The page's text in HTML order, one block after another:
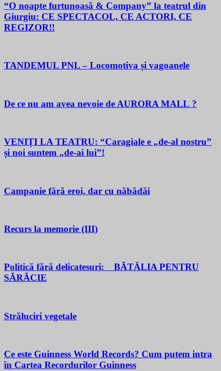
“O noapte furtunoasă & Company” la teatrul din
Giurgiu: CE SPECTACOL, CE ACTORI, CE
REGIZOR!!
TANDEMUL PNL – Locomotiva și vagoanele
De ce nu am avea nevoie de AURORA MALL ?
VENIȚI LA TEATRU: “Caragiale e „de-al nostru”
și noi suntem „de-ai lui”!
Campanie fără eroi, dar cu năbădăi
Recurs la memorie (III)
Politică fără delicatesuri: BĂTĂLIA PENTRU
SĂRĂCIE
Străluciri vegetale
Ce este Guinness World Records? Cum putem intra
în Cartea Recordurilor Guinness